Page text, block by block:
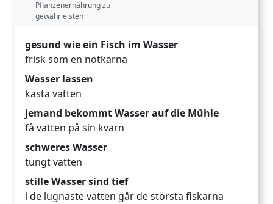
Pflanzenernährung zu
gewährleisten
gesund wie ein Fisch im Wasser
frisk som en nötkärna
Wasser lassen
kasta vatten
jemand bekommt Wasser auf die Mühle
få vatten på sin kvarn
schweres Wasser
tungt vatten
stille Wasser sind tief
i de lugnaste vatten går de största fiskarna